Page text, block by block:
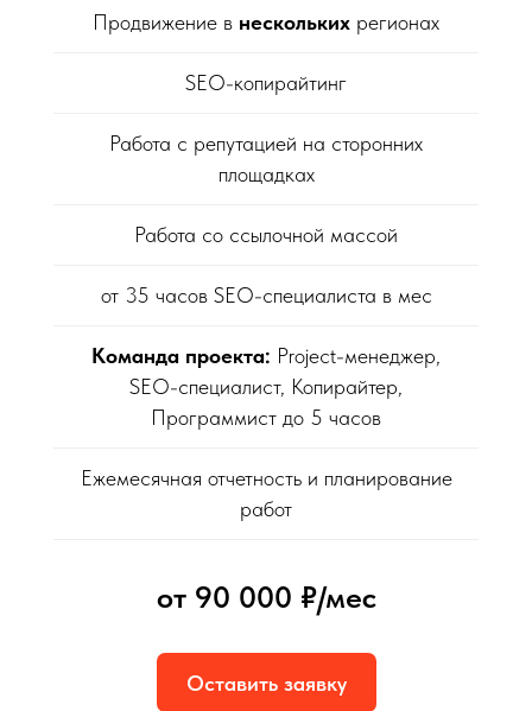
Продвижение в нескольких регионах
SEO-копирайтинг
Работа с репутацией на сторонних
площадках
Работа со ссылочной массой
от 35 часов SEO-специалиста в мес
Команда проекта: Project-менеджер,
SEO-специалист, Копирайтер,
Программист до 5 часов
Ежемесячная отчетность и планирование
работ
от 90 000 ₽/мес
Оставить заявку